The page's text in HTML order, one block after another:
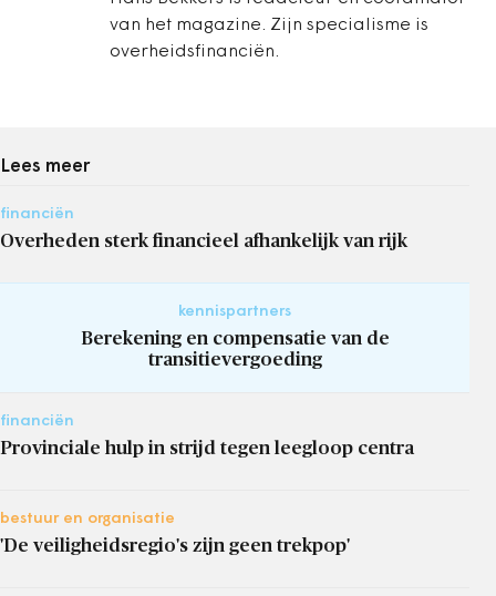
van het magazine. Zijn specialisme is
overheidsfinanciën.
Lees meer
financiën
Overheden sterk financieel afhankelijk van rijk
kennispartners
Berekening en compensatie van de
transitievergoeding
financiën
Provinciale hulp in strijd tegen leegloop centra
bestuur en organisatie
'De veiligheidsregio's zijn geen trekpop'